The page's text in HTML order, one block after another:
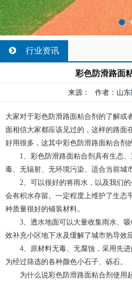
行业资讯
彩色防滑路面
来源： 作者：山东
大家对于彩色防滑路面粘合剂的了解或
面相信大家都应该见过的，这样的路面
好用很多，这其中彩色防滑路面粘合剂
1、彩色防滑路面粘合剂具有生态、
毒、无辐射、无环境污染、适合当前城
2、可以很好的将雨水，以及我们的
会有积水存留。一定程度上维护了生态
种质量很好的铺装材料。
3、透水地面可以大量收集雨水、吸
效补充小区地下水及缓解了城市热导效应
4、原材料无毒、无腐蚀，采用先进
为经过筛选的各种颜色小石子、砾石。
为什么说彩色防滑路面粘合剂使用